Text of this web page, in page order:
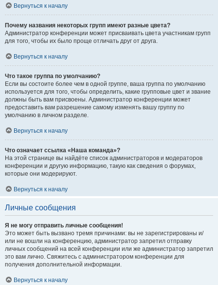
Вернуться к началу
Почему названия некоторых групп имеют разные цвета?
Администратор конференции может присваивать цвета участникам групп
для того, чтобы их было проще отличать друг от друга.
Вернуться к началу
Что такое группа по умолчанию?
Если вы состоите более чем в одной группе, ваша группа по умолчанию
используется для того, чтобы определить, какие групповые цвет и звание
должны быть вам присвоены. Администратор конференции может
предоставить вам разрешение самому изменять вашу группу по
умолчанию в личном разделе.
Вернуться к началу
Что означает ссылка «Наша команда»?
На этой странице вы найдёте список администраторов и модераторов
конференции и другую информацию, такую как сведения о форумах,
которые они модерируют.
Вернуться к началу
Личные сообщения
Я не могу отправить личные сообщения!
Это может быть вызвано тремя причинами: вы не зарегистрированы и/
или не вошли на конференцию, администратор запретил отправку
личных сообщений на всей конференции или же администратор запретил
это вам лично. Свяжитесь с администратором конференции для
получения дополнительной информации.
Вернуться к началу